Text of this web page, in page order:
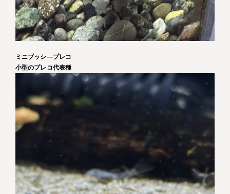
ミニブッシ―プレコ
小型のプレコ代表種